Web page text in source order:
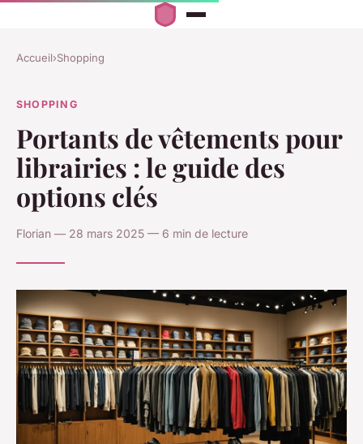
Accueil›Shopping
SHOPPING
Portants de vêtements pour
librairies : le guide des
options clés
Florian — 28 mars 2025 — 6 min de lecture